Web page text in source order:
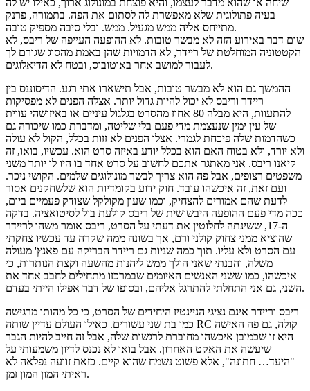
שיחה או שהוא מדבר לעצמו, והיא פוצחת במונולוג ארוך, כאילו יש לה
בעיה פתולוגית שלא מאפשרת לה לסתום את הפה. בתמורה, פרנק
מתייחס אליה ממש מגעיל. ממש. ובלי סיבה מספיק טובה.
שום דבר באירוע הזה לא מבשר טובות. לא ההופעה העייפה של ריבס, לא
הקטטוניה המוחלטת של ריידר, לא הדמויות שהן באמת מהסוג שגורם לך
לעבור למושב אחר באוטובוס, ובטח לא הדיאלוגים.
ההמשך גם הוא לא מבשר טובות, אבל תישארו אתי רגע. הדיסוננס בין
ריידר וריבס לא יכול להיות גדול יותר. אצלה הפנים לא מפסיקות
להתעוות, היא מבלה 80 אחוז מהסרט בגלגול עיניים או באיזושהי עווית
של עין ימין שנעצמת מדי פעם בלי שליטה, ומדברת כמו שיכורה גם
כשהדמות שלה פיכחת לגמרי. אצלו הפנים לא זזות בכלל, הקול לא עולה
ולא יורד, ולא בטוח האם הוא בכלל יודע באיזה סרט הוא. עכשיו, בואו, זה
קיאנו ריבס. אני מאתגר אתכם לחשוב על סרט אחד בו היו לו יותר משני
משפטים רצופים, אבל פה הוא צריך לבשר מונולוגים שלמים. הקושי ניכר.
ועם זאת, זה איכשהו עובד. חוק ידוע בקומדיות הוא שלשחקנים אסור
לדעת שהם אמורים להצחיק, וכמו שעון מקולקל שצודק פעמיים ביום,
ככה מדי פעם ההופעה היבשושית של ריבס קולעת בול לסיטואציה. בדקה
ה-17, ששינתה לחלוטין את דעתי על הסרט, ריבס אומר משהו לריידר
שהוציא ממני צחוק קולני ורם, אך בשונה ממה שקרה עד עכשיו צחקתי
עם הסרט ולא עליו. תוך כמה שניות גם ריידר הבריקה עם פאנץ' מעולה
משלה, והבנתי שאני הולך ממש ליהנות מהשעה וקצת הנותרות, כי
איכשהו, כמו ששני האנשים האיומים שבמרכזו מתחילים לחבב אחד את
השני, גם אני התחלתי להתרגל אליהם, ובסופו של דבר אפילו הייתי בעדם.
ריבס וריידר אינם נציגי הניינטיז היחידים של הסרט, כי כל מהותו מרגישה
כמו בת שני עשורים. כאילו העולם עדיין שותה RC קולה, גם פה האישה
היא זו שכמובן איכשהו מחוברת לרגשות שלה, אבל זה חייב להיות הגבר
שיעשה את האקט האחרון. אבל בואו לא נכנס לדיון משמעותי על
"היעד… חתונה", אלא פשוט נשמח שהוא קיים. כזאת זוועה נפלאה לא
ראיתי המון המון זמן.